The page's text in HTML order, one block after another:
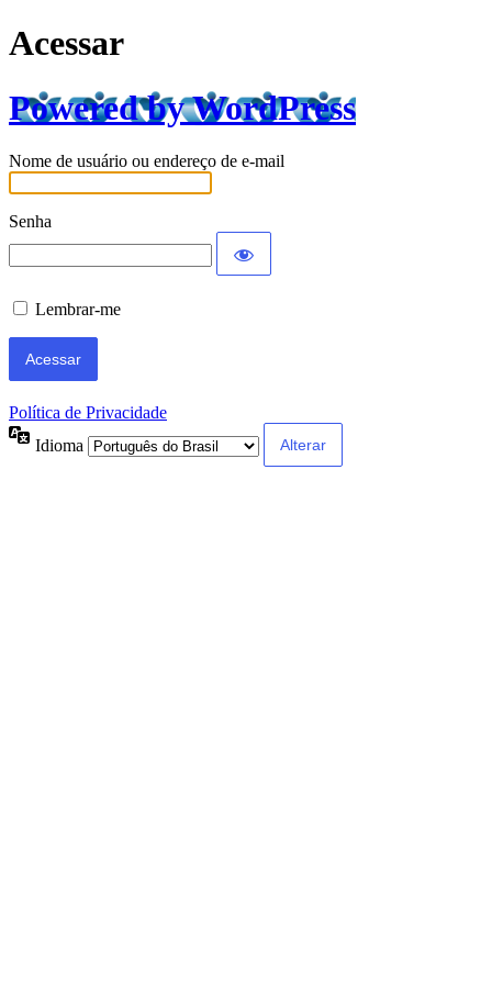
Acessar
Powered by WordPress
Nome de usuário ou endereço de e-mail
Senha
Lembrar-me
Política de Privacidade
Idioma